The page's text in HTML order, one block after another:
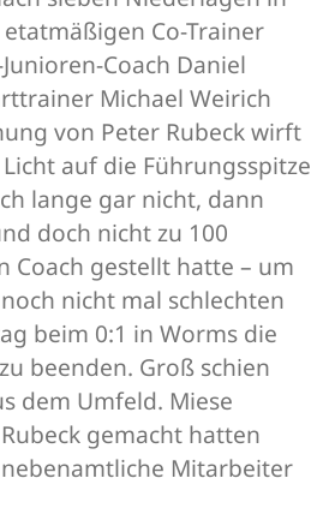
Co-Trainer
Coach Daniel
Michael Weirich
von Peter Rubeck wirft
auf die Führungsspitze
lange gar nicht, dann
doch nicht zu 100
Coach gestellt hatte – um
nicht mal schlechten
beim 0:1 in Worms die
beenden. Groß schien
dem Umfeld. Miese
gemacht hatten
Mitarbeiter